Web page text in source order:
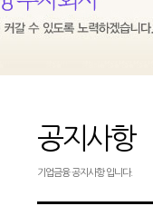
공지사항
기업금융 공지사항 입니다.